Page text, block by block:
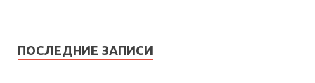
ПОСЛЕДНИЕ ЗАПИСИ